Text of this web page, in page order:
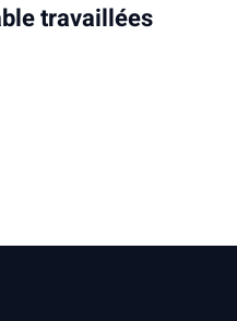
travaillées